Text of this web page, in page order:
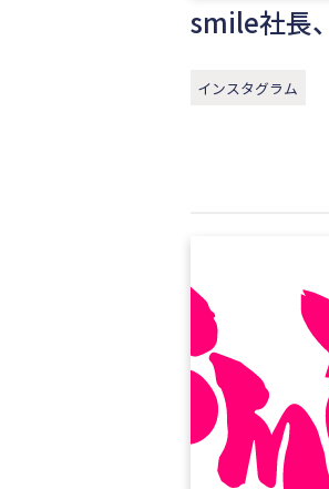
smile社長、
インスタグラム